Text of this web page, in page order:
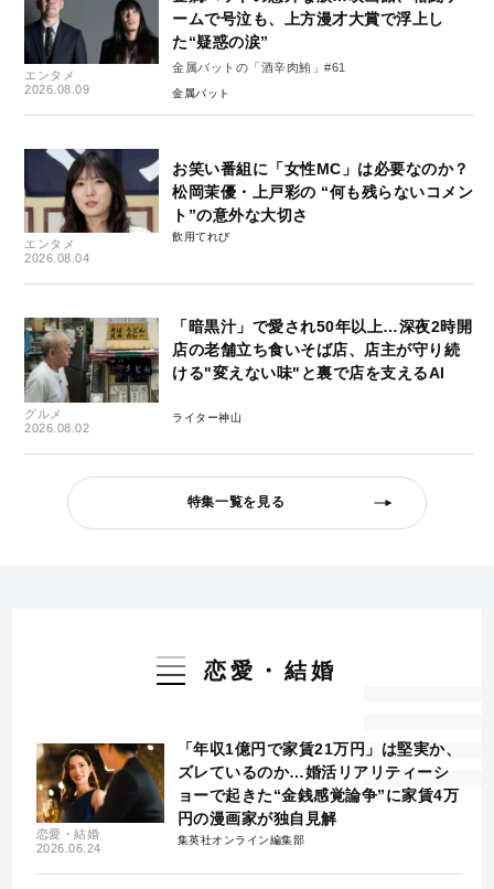
エンタメ
2026.08.09
ームで号泣も、上方漫才大賞で浮上し
た“疑惑の涙”
金属バットの「酒辛肉鮪」#61
金属バット
エンタメ
2026.08.04
お笑い番組に「女性MC」は必要なのか？
松岡茉優・上戸彩の “何も残らないコメン
ト”の意外な大切さ
飲用てれび
グルメ
2026.08.02
「暗黒汁」で愛され50年以上…深夜2時開
店の老舗立ち食いそば店、店主が守り続
ける"変えない味"と裏で店を支えるAI
ライター神山
特集一覧を見る
恋愛・結婚
恋愛・結婚
2026.06.24
「年収1億円で家賃21万円」は堅実か、
ズレているのか…婚活リアリティーシ
ョーで起きた“金銭感覚論争”に家賃4万
円の漫画家が独自見解
集英社オンライン編集部